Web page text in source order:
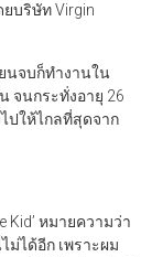
บริษัท Virgin
นจบก็ทำงานใน
จนกระทั่งอายุ 26
ปให้ไกลที่สุดจาก
หมายความว่า
ม่ได้อีก เพราะผม